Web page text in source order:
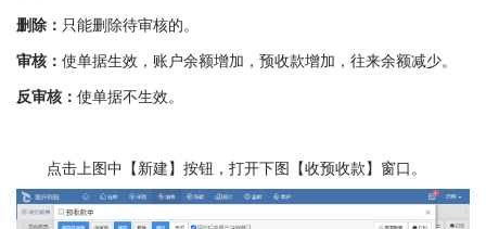
删除： 只能删除待审核的。
审核： 使单据生效，账户余额增加，预收款增加，往来余额减少。
反审核： 使单据不生效。
点击上图中【新建】按钮，打开下图【收预收款】窗口。